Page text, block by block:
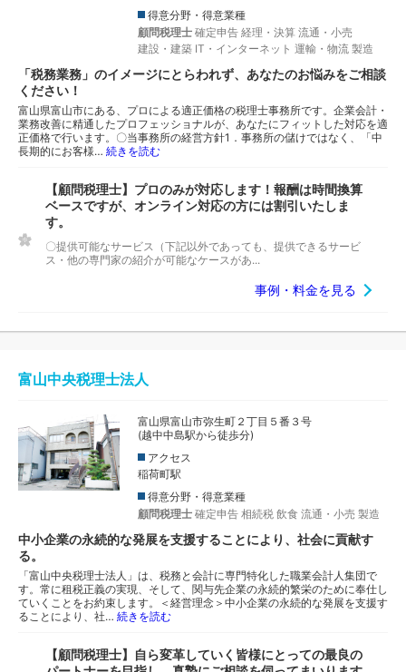
得意分野・得意業種
顧問税理士 確定申告 経理・決算 流通・小売
建設・建築 IT・インターネット 運輸・物流 製造
「税務業務」のイメージにとらわれず、あなたのお悩みをご相談
ください！
富山県富山市にある、プロによる適正価格の税理士事務所です。企業会計・
業務改善に精通したプロフェッショナルが、あなたにフィットした対応を適
正価格で行います。〇当事務所の経営方針1．事務所の儲けではなく、「中
長期的にお客様… 続きを読む
【顧問税理士】プロのみが対応します！報酬は時間換算
ベースですが、オンライン対応の方には割引いたしま
す。
〇提供可能なサービス（下記以外であっても、提供できるサービ
ス・他の専門家の紹介が可能なケースがあ...
事例・料金を見る
富山中央税理士法人
富山県富山市弥生町２丁目５番３号
(越中中島駅から徒歩分)
アクセス
稲荷町駅
得意分野・得意業種
顧問税理士 確定申告 相続税 飲食 流通・小売 製造
中小企業の永続的な発展を支援することにより、社会に貢献す
る。
「富山中央税理士法人」は、税務と会計に専門特化した職業会計人集団で
す。常に租税正義の実現、そして、関与先企業の永続的繁栄のために奉仕し
ていくことをお約束します。＜経営理念＞中小企業の永続的な発展を支援す
ることにより、社… 続きを読む
【顧問税理士】自ら変革していく皆様にとっての最良の